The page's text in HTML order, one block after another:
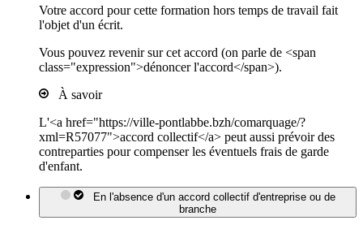
Votre accord pour cette formation hors temps de travail fait
l'objet d'un écrit.
Vous pouvez revenir sur cet accord (on parle de <span
class="expression">dénoncer l'accord</span>).
À savoir
L'<a href="https://ville-pontlabbe.bzh/comarquage/?
xml=R57077">accord collectif</a> peut aussi prévoir des
contreparties pour compenser les éventuels frais de garde
d'enfant.
En l'absence d'un accord collectif d'entreprise ou de
branche